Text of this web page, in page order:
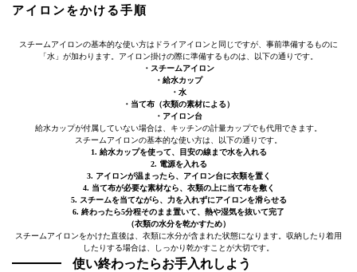
アイロンをかける手順
スチームアイロンの基本的な使い方はドライアイロンと同じですが、事前準備するものに
「水」が加わります。アイロン掛けの際に準備するものは、以下の通りです。
・スチームアイロン
・給水カップ
・水
・当て布（衣類の素材による）
・アイロン台
給水カップが付属していない場合は、キッチンの計量カップでも代用できます。
スチームアイロンの基本的な使い方は、以下の通りです。
1. 給水カップを使って、目安の線まで水を入れる
2. 電源を入れる
3. アイロンが温まったら、アイロン台に衣類を置く
4. 当て布が必要な素材なら、衣類の上に当て布を敷く
5. スチームを当てながら、力を入れずにアイロンを滑らせる
6. 終わったら5分程そのまま置いて、熱や湿気を抜いて完了
（衣類の水分を乾かすため）
スチームアイロンをかけた直後は、衣類に水分が含まれた状態になります。収納したり着用
したりする場合は、しっかり乾かすことが大切です。
使い終わったらお手入れしよう